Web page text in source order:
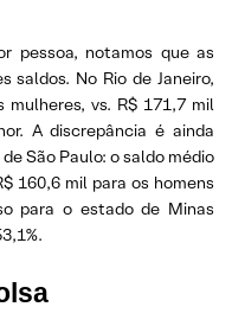
pessoa, notamos que as
saldos. No Rio de Janeiro,
vs. R$ 171,7 mil
A discrepância é ainda
São Paulo: o saldo médio
160,6 mil para os homens
para o estado de Minas